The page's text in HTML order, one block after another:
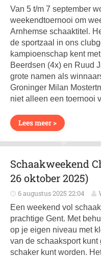
Van 5 t/m 7 september
weekendtoernooi om
Arnhemse schaaktitel.
de sportzaal in ons
kampioenschap kent
Beerdsen (4x) en Ruud
grote namen als
Groninger Milan
niet alleen een toernooi
Lees meer >
Schaakweekend
26 oktober 2025)
6 augustus 2025 22:04
Een weekend vol
prachtige Gent. Met
op je eigen niveau met
van de schaaksport
schaker kunt worden.